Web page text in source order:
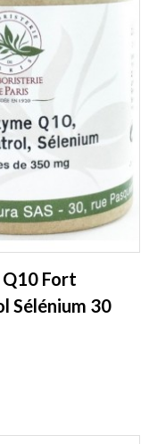
Fort
Sélénium 30